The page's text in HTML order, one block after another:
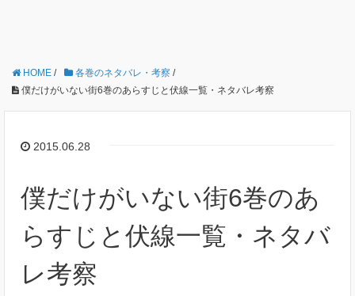
HOME / 各巻のネタバレ・考察 /
僕だけがいない街6巻のあらすじと伏線一覧・ネタバレ考察
2015.06.28
僕だけがいない街6巻のあ
らすじと伏線一覧・ネタバ
レ考察